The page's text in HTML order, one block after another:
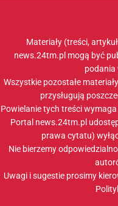
Materiały (treści,
news.24tm.pl mogą być
podania
Wszystkie pozostałe
przysługują
Powielanie tych treści
Portal news.24tm.pl
prawa cytatu)
Nie bierzemy
Uwagi i sugestie prosimy